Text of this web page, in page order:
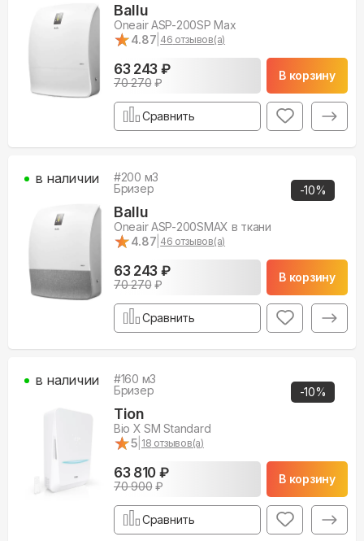
Ballu
Oneair ASP-200SP Max
★
★4.87 46 отзывов(а)
63 243 ₽
70 270₽
В корзину
Сравнить
-10%
#200 м3
Бризер
Ballu
Oneair ASP-200SMAX в ткани
★
★4.87 46 отзывов(а)
63 243 ₽
70 270₽
В корзину
в наличии
Сравнить
-10%
#160 м3
Бризер
Tion
Bio X SM Standard
★
★5 18 отзывов(а)
63 810 ₽
70 900₽
В корзину
в наличии
Сравнить